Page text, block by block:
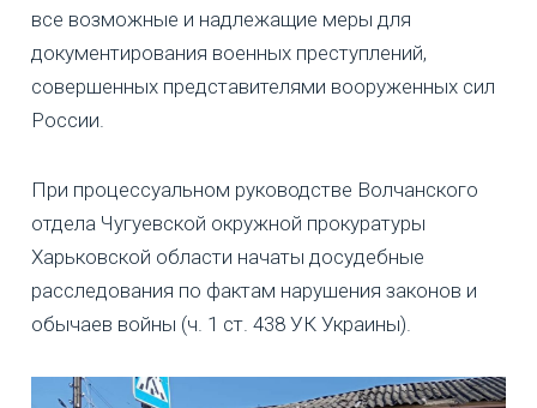
все возможные и надлежащие меры для
документирования военных преступлений,
совершенных представителями вооруженных сил
России.
При процессуальном руководстве Волчанского
отдела Чугуевской окружной прокуратуры
Харьковской области начаты досудебные
расследования по фактам нарушения законов и
обычаев войны (ч. 1 ст. 438 УК Украины).